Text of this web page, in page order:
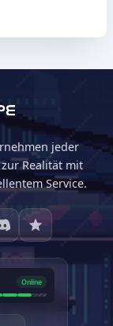
jeder
Realität mit
Service.